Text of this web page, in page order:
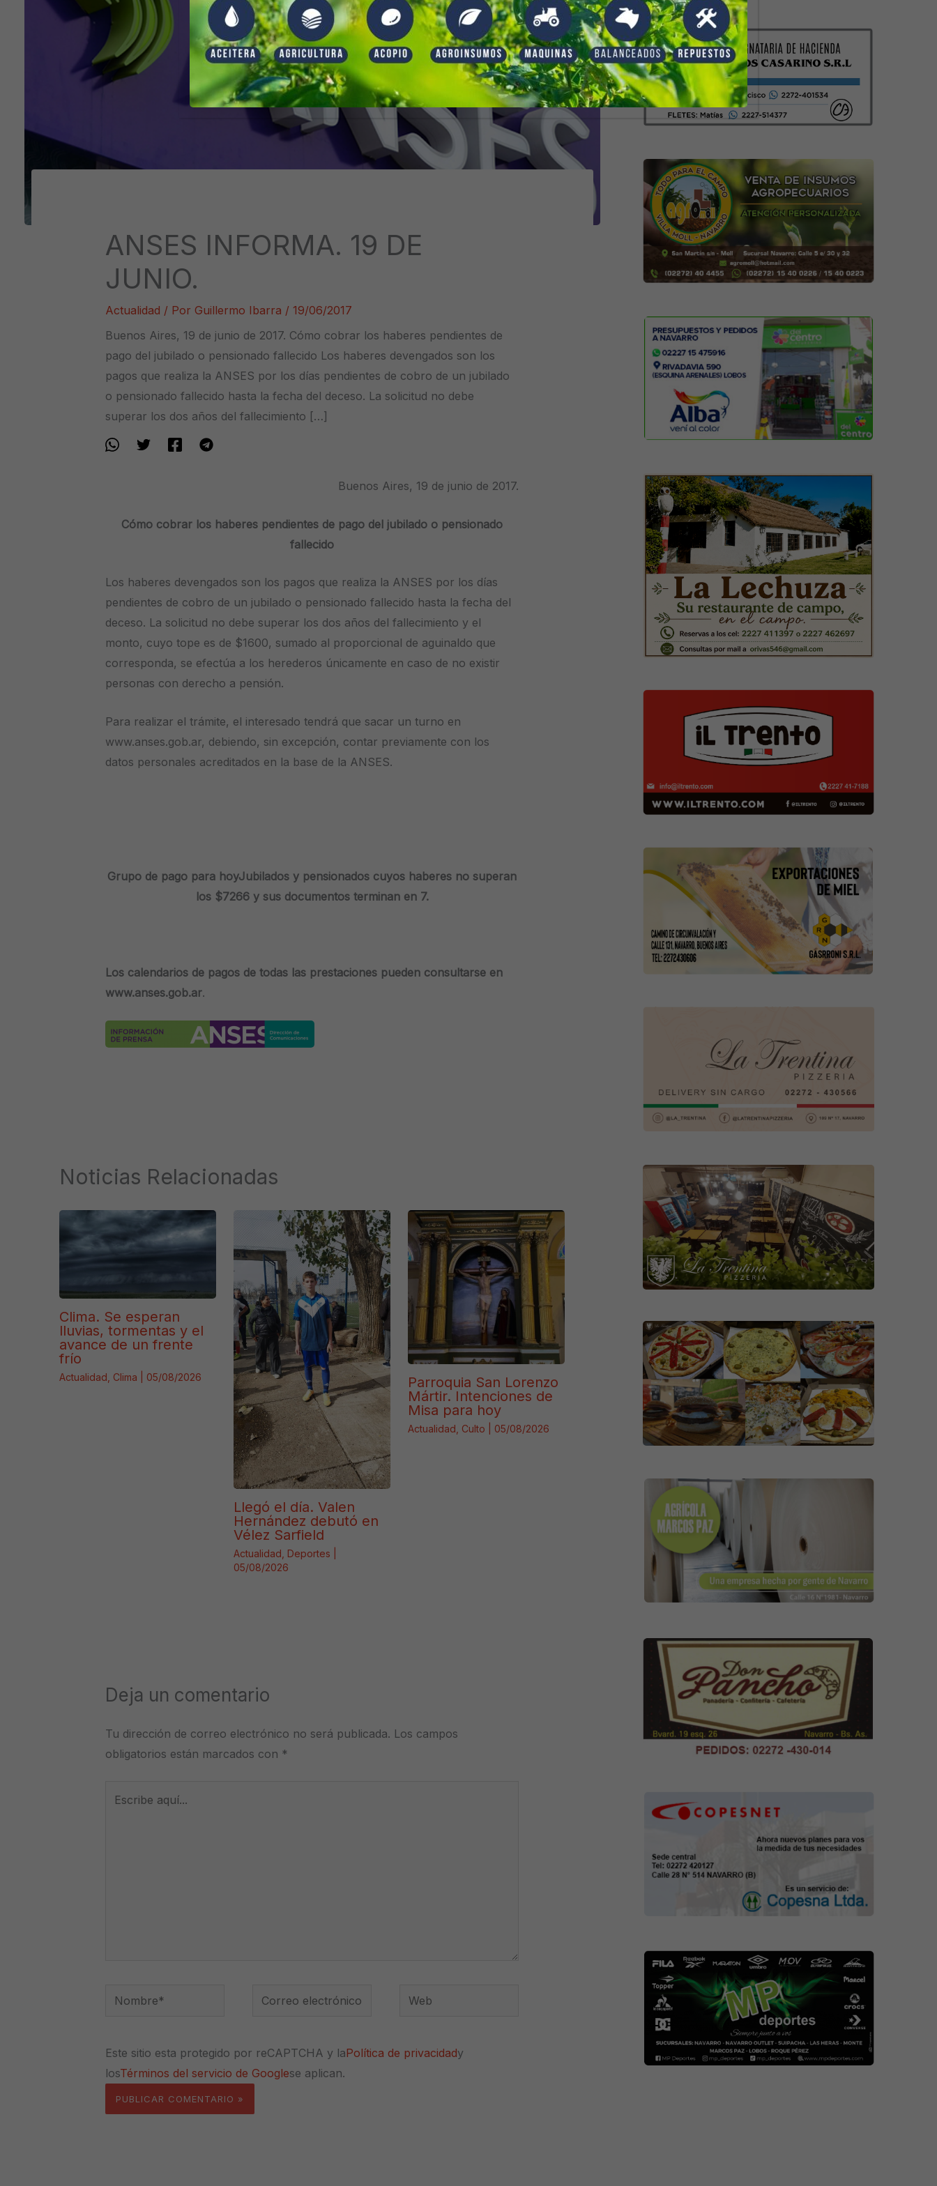
ANSES INFORMA. 19 DE
JUNIO.
Actualidad / Por Guillermo Ibarra /19/06/2017
Buenos Aires, 19 de junio de 2017. Cómo cobrar los haberes pendientes de
pago del jubilado o pensionado fallecido Los haberes devengados son los
pagos que realiza la ANSES por los días pendientes de cobro de un jubilado
o pensionado fallecido hasta la fecha del deceso. La solicitud no debe
superar los dos años del fallecimiento […]
Buenos Aires, 19 de junio de 2017.
Cómo cobrar los haberes pendientes de pago del jubilado o pensionado
fallecido
Los haberes devengados son los pagos que realiza la ANSES por los días
pendientes de cobro de un jubilado o pensionado fallecido hasta la fecha del
deceso. La solicitud no debe superar los dos años del fallecimiento y el
monto, cuyo tope es de $1600, sumado al proporcional de aguinaldo que
corresponda, se efectúa a los herederos únicamente en caso de no existir
personas con derecho a pensión.
Para realizar el trámite, el interesado tendrá que sacar un turno en
www.anses.gob.ar, debiendo, sin excepción, contar previamente con los
datos personales acreditados en la base de la ANSES.
Grupo de pago para hoyJubilados y pensionados cuyos haberes no superan
los $7266 y sus documentos terminan en 7.
Los calendarios de pagos de todas las prestaciones pueden consultarse en
www.anses.gob.ar.
Noticias Relacionadas
Clima. Se esperan
lluvias, tormentas y el
avance de un frente
frío
Actualidad Clima 05/08/2026
Llegó el día. Valen
Hernández debutó en
Vélez Sarfield
Actualidad Deportes
05/08/2026
Parroquia San Lorenzo
Mártir. Intenciones de
Misa para hoy
Actualidad Culto 05/08/2026
Deja un comentario
Tu dirección de correo electrónico no será publicada. Los campos
obligatorios están marcados con *
Nombre*
Correo
Web
Este sitio esta protegido por reCAPTCHA y laPolítica de privacidady
losTérminos del servicio de Googlese aplican.